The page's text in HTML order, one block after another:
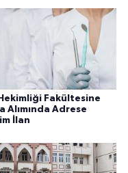
Fakültesine
Alımında Adrese
İlan